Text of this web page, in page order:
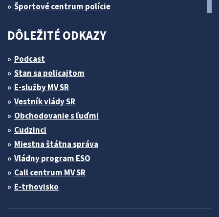
Športové centrum polície
DÔLEŽITÉ ODKAZY
Podcast
Stan sa policajtom
E-služby MV SR
Vestník vlády SR
Obchodovanie s ľuďmi
Cudzinci
Miestna štátna správa
Vládny program ESO
Call centrum MV SR
E-trhovisko